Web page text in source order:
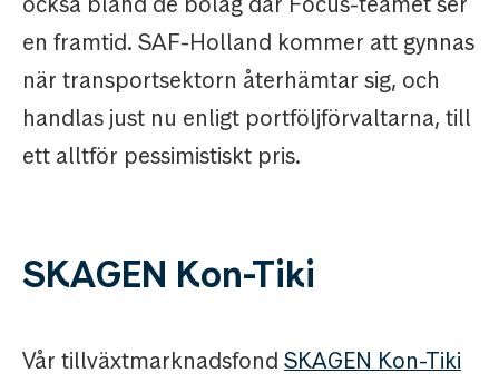
en framtid. SAF-Holland kommer att gynnas
när transportsektorn återhämtar sig, och
handlas just nu enligt portföljförvaltarna, till
ett alltför pessimistiskt pris.
SKAGEN Kon-Tiki
Vår tillväxtmarknadsfond SKAGEN Kon-Tiki